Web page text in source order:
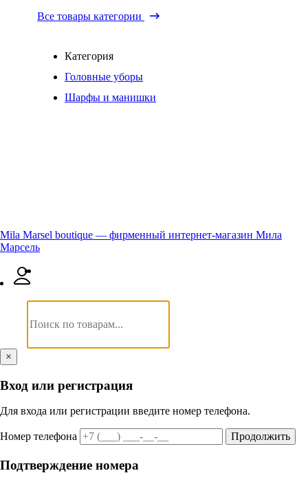
Все товары категории
Категория
Головные уборы
Шарфы и манишки
Mila Marsel boutique — фирменный интернет-магазин Мила
Марсель
×
Вход или регистрация
Для входа или регистрации введите номер телефона.
Номер телефона Продолжить
Подтверждение номера